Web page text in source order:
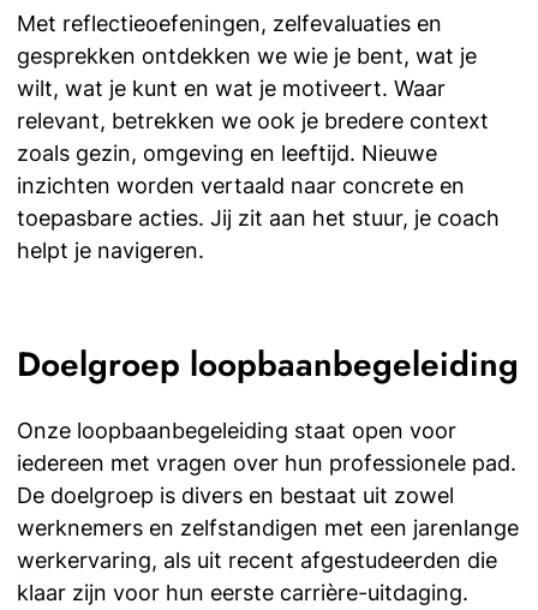
Met reflectieoefeningen, zelfevaluaties en
gesprekken ontdekken we wie je bent, wat je
wilt, wat je kunt en wat je motiveert. Waar
relevant, betrekken we ook je bredere context
zoals gezin, omgeving en leeftijd. Nieuwe
inzichten worden vertaald naar concrete en
toepasbare acties. Jij zit aan het stuur, je coach
helpt je navigeren.
Doelgroep loopbaanbegeleiding
Onze loopbaanbegeleiding staat open voor
iedereen met vragen over hun professionele pad.
De doelgroep is divers en bestaat uit zowel
werknemers en zelfstandigen met een jarenlange
werkervaring, als uit recent afgestudeerden die
klaar zijn voor hun eerste carrière-uitdaging.